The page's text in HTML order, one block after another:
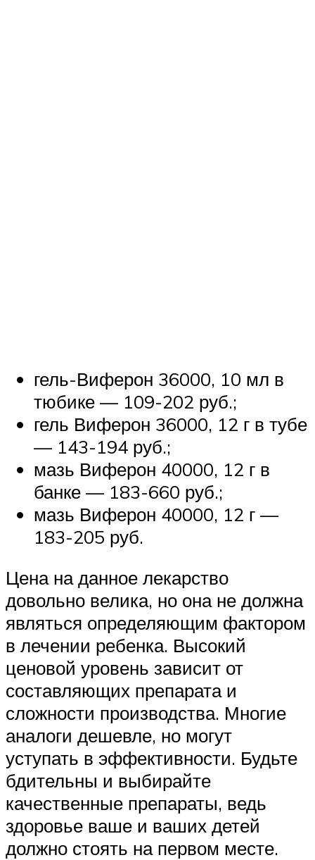
гель-Виферон 36000, 10 мл в
тюбике — 109-202 руб.;
гель Виферон 36000, 12 г в тубе
— 143-194 руб.;
мазь Виферон 40000, 12 г в
банке — 183-660 руб.;
мазь Виферон 40000, 12 г —
183-205 руб.
Цена на данное лекарство
довольно велика, но она не должна
являться определяющим фактором
в лечении ребенка. Высокий
ценовой уровень зависит от
составляющих препарата и
сложности производства. Многие
аналоги дешевле, но могут
уступать в эффективности. Будьте
бдительны и выбирайте
качественные препараты, ведь
здоровье ваше и ваших детей
должно стоять на первом месте.